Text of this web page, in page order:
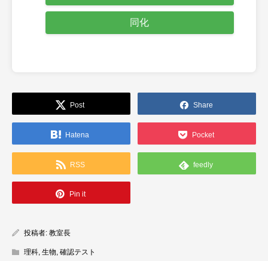
同化
Post Share
Hatena Pocket
RSS feedly
Pin it
投稿者: 教室長
理科, 生物, 確認テスト